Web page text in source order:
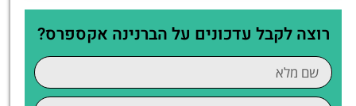
רוצה לקבל עדכונים על הברנינה אקספרס?